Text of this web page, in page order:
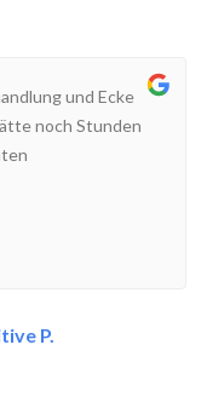
und Ecke
noch Stunden
P.